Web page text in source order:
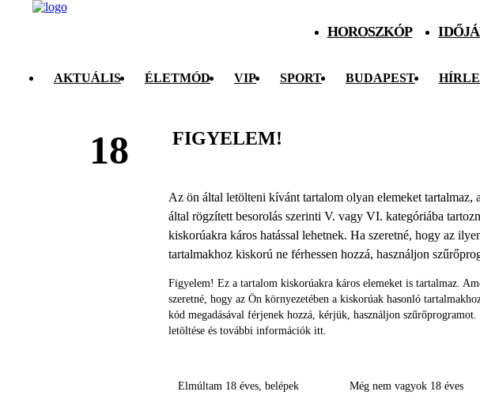
HOROSZKÓP
AKTUÁLIS ÉLETMÓD VIP SPORT BUDAPEST
18 FIGYELEM!
Az ön által letölteni kívánt tartalom olyan elemeket tartalmaz,
által rögzített besorolás szerinti V. vagy VI. kategóriába
kiskorúakra káros hatással lehetnek. Ha szeretné, hogy az
tartalmakhoz kiskorú ne férhessen hozzá, használjon
Figyelem! Ez a tartalom kiskorúakra káros elemeket is tartalmaz.
szeretné, hogy az Ön környezetében a kiskorúak hasonló
kód megadásával férjenek hozzá, kérjük, használjon
letöltése és további információk itt.
Elmúltam 18 éves, belépek Még nem vagyok 18 éves